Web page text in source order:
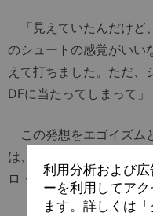
「見えていたんだけど
のシュートの感覚がいい
えて打ちました。ただ
DFに当たってしまって」
この発想をエゴイズム
は、意見が分かれるとこ
ロ・ペトロヴィッチであ
利用分析および
ーを利用してア
ます。詳しくは